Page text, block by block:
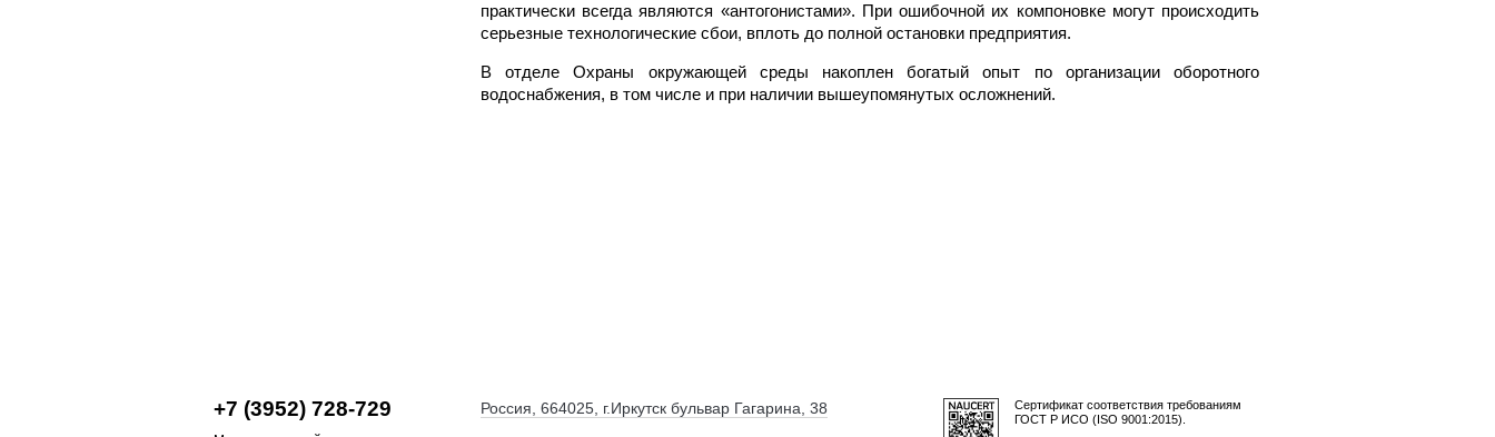
практически всегда являются «антогонистами». При ошибочной их компоновке могут происходить
серьезные технологические сбои, вплоть до полной остановки предприятия.
В отделе Охраны окружающей среды накоплен богатый опыт по организации оборотного
водоснабжения, в том числе и при наличии вышеупомянутых осложнений.
+7 (3952) 728-729 Россия, 664025, г.Иркутск бульвар Гагарина, 38
Сертификат соответствия требованиям
ГОСТ Р ИСО (ISO 9001:2015).